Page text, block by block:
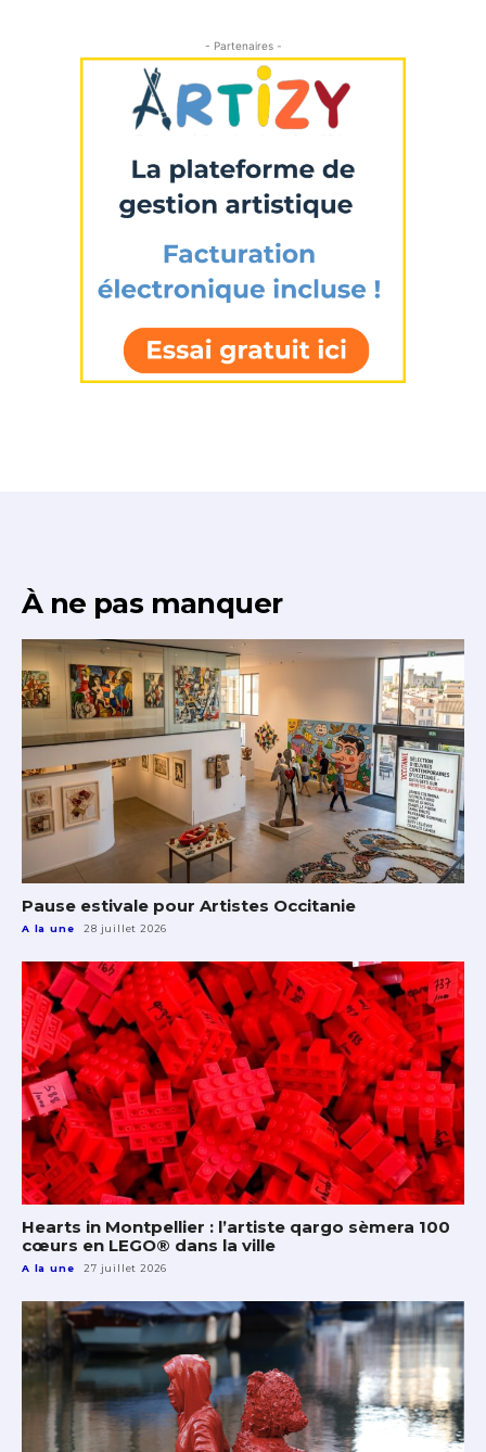
- Partenaires -
À ne pas manquer
Pause estivale pour Artistes Occitanie
A la une 28 juillet 2026
Hearts in Montpellier : l’artiste qargo sèmera 100
cœurs en LEGO® dans la ville
A la une 27 juillet 2026